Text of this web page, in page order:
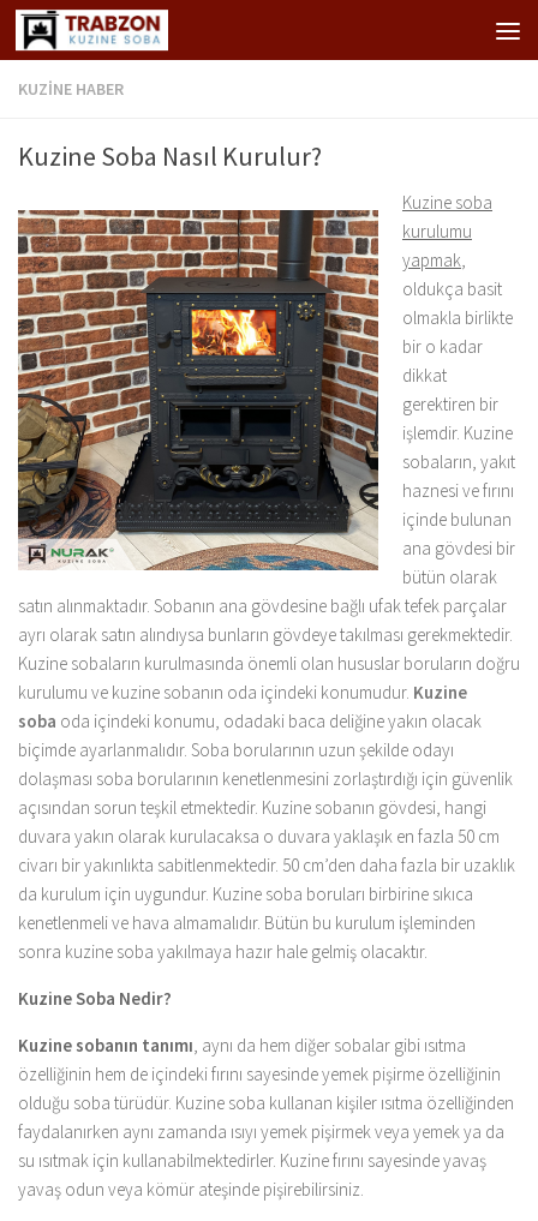
Skip to content
KUZINE HABER
Kuzine Soba Nasıl Kurulur?
Kuzine soba
kurulumu
yapmak,
oldukça basit
olmakla birlikte
bir o kadar
dikkat
gerektiren bir
işlemdir. Kuzine
sobaların, yakıt
haznesi ve fırını
içinde bulunan
ana gövdesi bir
bütün olarak
satın alınmaktadır. Sobanın ana gövdesine bağlı ufak tefek parçalar
ayrı olarak satın alındıysa bunların gövdeye takılması gerekmektedir.
Kuzine sobaların kurulmasında önemli olan hususlar boruların doğru
kurulumu ve kuzine sobanın oda içindeki konumudur. Kuzine
soba oda içindeki konumu, odadaki baca deliğine yakın olacak
biçimde ayarlanmalıdır. Soba borularının uzun şekilde odayı
dolaşması soba borularının kenetlenmesini zorlaştırdığı için güvenlik
açısından sorun teşkil etmektedir. Kuzine sobanın gövdesi, hangi
duvara yakın olarak kurulacaksa o duvara yaklaşık en fazla 50 cm
civarı bir yakınlıkta sabitlenmektedir. 50 cm’den daha fazla bir uzaklık
da kurulum için uygundur. Kuzine soba boruları birbirine sıkıca
kenetlenmeli ve hava almamalıdır. Bütün bu kurulum işleminden
sonra kuzine soba yakılmaya hazır hale gelmiş olacaktır.
Kuzine Soba Nedir?
Kuzine sobanın tanımı, aynı da hem diğer sobalar gibi ısıtma
özelliğinin hem de içindeki fırını sayesinde yemek pişirme özelliğinin
olduğu soba türüdür. Kuzine soba kullanan kişiler ısıtma özelliğinden
faydalanırken aynı zamanda ısıyı yemek pişirmek veya yemek ya da
su ısıtmak için kullanabilmektedirler. Kuzine fırını sayesinde yavaş
yavaş odun veya kömür ateşinde pişirebilirsiniz.